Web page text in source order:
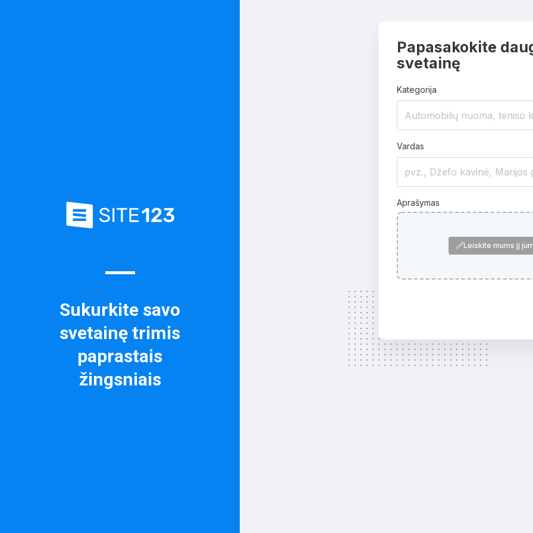
Sukurkite savo
svetainę trimis
paprastais
žingsniais
Papasakokite
svetainę
Kategorija
Vardas
Aprašymas
Leiskite mums jį